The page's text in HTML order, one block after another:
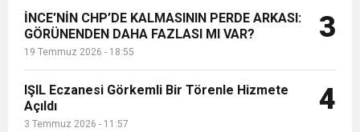
1:00 İTSO İŞ-KUR SGK TOPLANTI
21:40 CEYLANDERE’DE BAŞKAN EMRAH
18:22
İNCE’NİN CHP’DE KALMASININ PERDE ARKASI:
GÖRÜNENDEN DAHA FAZLASI MI VAR?
19 Temmuz 2026 - 18:55
3
IŞIL Eczanesi Görkemli Bir Törenle Hizmete
Açıldı
3 Temmuz 2026 - 11:57
4